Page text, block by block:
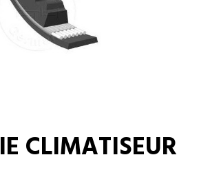
CLIMATISEUR